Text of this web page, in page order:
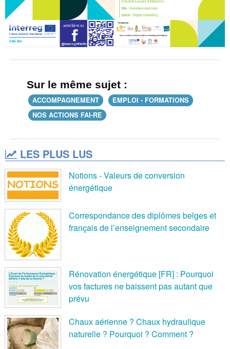
Sur le même sujet :
ACCOMPAGNEMENT
EMPLOI - FORMATIONS
NOS ACTIONS FAI-RE
LES PLUS LUS
Notions - Valeurs de conversion
énergétique
Correspondance des diplômes belges et
français de l’enseignement secondaire
Rénovation énergétique [FR] : Pourquoi
vos factures ne baissent pas autant que
prévu
Chaux aérienne ? Chaux hydraulique
naturelle ? Pourquoi ? Comment ?